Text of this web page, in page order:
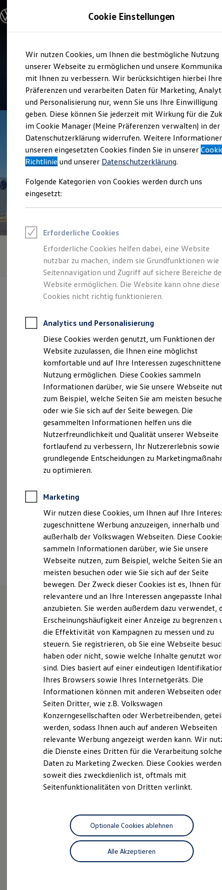
Hauptinhalt
springen
Footer
springen
Modelle & Konfigurator
Nutzfahrzeugkategorien entdecken
Modelle konfigurieren
Vorgängermodelle und Oldtimer
Vorgängermodelle
Oldtimer
Bulli Historie
Branchenlösungen & Gewerbekunden
Umbaulösungen und Hersteller finden
Auf- und Umbauten entdecken & konfigurieren
Groß- und Sonderkunden
Großkunden
Kommunen & Behörden
Journalisten
Sportvereine
Branchenlösungen
Gewerbliche Personenbeförderung
Service & mobile Werkstätten
Menschen mit Behinderung
Rettungsdienste
ONE Business ID Vorteile
Fahrzeugsuche & Marktplatz
Fahrzeugsuche
Fahrzeuge online kaufen
Digitaler Marktplatz
Kauf & Finanzierung
Online-Fahrzeugbewertung
Für Privatkunden
Für Gewerbekunden
Profi Paket
TopDeal
Gebrauchtwagen
ProfiPartner für Gebrauchtwagen
Zertifizierte Gebrauchtwagen
Finanzierung
Für Privatkunden
Für Gewerbekunden
Leasing
Für Privatkunden
Für Gewerbekunden
Versicherungen & Garantien
Garantien
Kfz-Versicherung für Nutzfahrzeuge
Restschuldversicherung
Wartungsverträge
Reparatur & Service
Sommer-Special
Reparatur, Pflege & Inspektion
Servicetermin anfragen
Service-Vorteile bei Volkswagen Nutzfahrzeuge
ServicePlus
Economy Service
Räder & Reifen Service
Ersatzfahrzeuge
Notdienst und Pannenhilfe
Software, Konnektivität & Apps
California App
VW Connect für Ihren Transporter/Caravelle
VW Connect für Ihren Amarok
VW Connect für andere Modelle
Fleet Interface Data
Multistop Pathfinder
Übersicht Software Updates
Digitales Bordbuch
Fahrerassistenz- und Sicherheitssysteme
Kontrollleuchten
Kurzfahrprofile und Ölverdünnung
Batterieverordnung
XTL-Dieselkraftstoff
Ersatzteile und Betriebsflüssigkeiten
Original Zubehör und Lifestyle Produkte
myVolkswagen
myVolkswagen Business
Elektrisch & Autonom
Unser Ansatz
Reichweitensimulator
Ladezeitensimulator
Ladelösungen für Privatkunden
Ladelösungen für Gewerbekunden
Wallbox und Ladekabel
Bidirektionales Laden
Verkauf und Service
Autohaus Bernhard Matticzk
4.7| 80 Bewertungen
Verantwortlich für die Inhalte auf dieser Seite ist die Autohaus
Bernhard Matticzk GmbH (Impressum & Rechtliches
Dresdener Straße 80, 02625 Bautzen
info@matticzk.com
+49 3591 37860
Montag-Freitag 07:00-18:00 Uhr
Samstag
08:00 -13:00 Uhr
Ansprechpartner
Termin vereinbaren
Unsere Leistungenim
Überblick
Neuwagen
Nutzfahrzeuge
Neuwagen Caddy - Multivan -
California
ID.
Service
ServicePlus
Volkswagen Economy
Service
Cookie Einstellungen
Wir nutzen Cookies, um Ihnen die bestmögliche Nutzung
unserer Webseite zu ermöglichen und unsere
mit Ihnen zu verbessern. Wir berücksichtigen hierbei Ihre
Präferenzen und verarbeiten Daten für Marketing,
und Personalisierung nur, wenn Sie uns Ihre Einwilligung
geben. Diese können Sie jederzeit mit Wirkung für die
im Cookie Manager (Meine Präferenzen verwalten) in der
Datenschutzerklärung widerrufen. Weitere
unseren eingesetzten Cookies finden Sie in unserer
Richtlinie und unserer Datenschutzerklärung.
Folgende Kategorien von Cookies werden durch uns
eingesetzt:
Erforderliche Cookies
Erforderliche Cookies helfen dabei, eine Website
nutzbar zu machen, indem sie Grundfunktionen wie
Seitennavigation und Zugriff auf sichere Bereiche
Website ermöglichen. Die Website kann ohne diese
Cookies nicht richtig funktionieren.
Analytics und Personalisierung
Diese Cookies werden genutzt, um Funktionen der
Website zuzulassen, die Ihnen eine möglichst
komfortable und auf Ihre Interessen zugeschnittene
Nutzung ermöglichen. Diese Cookies sammeln
Informationen darüber, wie Sie unsere Webseite
zum Beispiel, welche Seiten Sie am meisten
oder wie Sie sich auf der Seite bewegen. Die
gesammelten Informationen helfen uns die
Nutzerfreundlichkeit und Qualität unserer Webseite
fortlaufend zu verbessern, Ihr Nutzererlebnis sowie
grundlegende Entscheidungen zu
zu optimieren.
Marketing
Wir nutzen diese Cookies, um Ihnen auf Ihre
zugeschnittene Werbung anzuzeigen, innerhalb und
außerhalb der Volkswagen Webseiten. Diese
sammeln Informationen darüber, wie Sie unsere
Webseite nutzen, zum Beispiel, welche Seiten Sie
meisten besuchen oder wie Sie sich auf der Seite
bewegen. Der Zweck dieser Cookies ist es, Ihnen für
relevantere und an Ihre Interessen angepasste
anzubieten. Sie werden außerdem dazu verwendet,
Erscheinungshäufigkeit einer Anzeige zu begrenzen
die Effektivität von Kampagnen zu messen und zu
steuern. Sie registrieren, ob Sie eine Webseite
haben oder nicht, sowie welche Inhalte genutzt
sind. Dies basiert auf einer eindeutigen
Ihres Browsers sowie Ihres Internetgeräts. Die
Informationen können mit anderen Webseiten oder
Seiten Dritter, wie z.B. Volkswagen
Konzerngesellschaften oder Werbetreibenden,
werden, sodass Ihnen auch auf anderen Webseiten
relevante Werbung angezeigt werden kann. Wir
die Dienste eines Dritten für die Verarbeitung
Daten zu Marketing Zwecken. Diese Cookies
soweit dies zweckdienlich ist, oftmals mit
Seitenfunktionalitäten von Dritten verlinkt.
Alle Akzeptieren
Optionale Cookies ablehnen